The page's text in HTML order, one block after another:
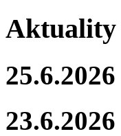
Aktuality
25.6.2026
23.6.2026